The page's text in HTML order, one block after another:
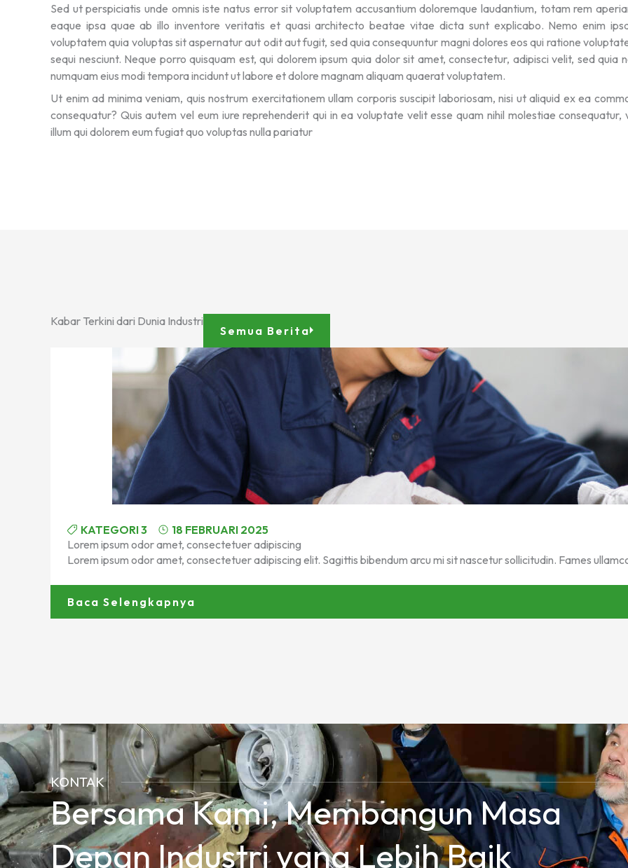
Sed ut perspiciatis unde omnis iste natus error sit voluptatem accusantium doloremque laudantium, totam rem
eaque ipsa quae ab illo inventore veritatis et quasi architecto beatae vitae dicta sunt explicabo. Nemo enim
voluptatem quia voluptas sit aspernatur aut odit aut fugit, sed quia consequuntur magni dolores eos qui ratione
sequi nesciunt. Neque porro quisquam est, qui dolorem ipsum quia dolor sit amet, consectetur, adipisci velit, sed quia
numquam eius modi tempora incidunt ut labore et dolore magnam aliquam quaerat voluptatem.
Ut enim ad minima veniam, quis nostrum exercitationem ullam corporis suscipit laboriosam, nisi ut aliquid ex ea
consequatur? Quis autem vel eum iure reprehenderit qui in ea voluptate velit esse quam nihil molestiae consequatur,
illum qui dolorem eum fugiat quo voluptas nulla pariatur
Kabar Terkini dari Dunia Industri
Semua Berita
KATEGORI 3
18 FEBRUARI 2025
Lorem ipsum odor amet, consectetuer adipiscing
Lorem ipsum odor amet, consectetuer adipiscing elit. Sagittis bibendum arcu mi sit nascetur sollicitudin. Fames
Baca Selengkapnya
KONTAK
Bersama Kami, Membangun Masa
Depan Industri yang Lebih Baik